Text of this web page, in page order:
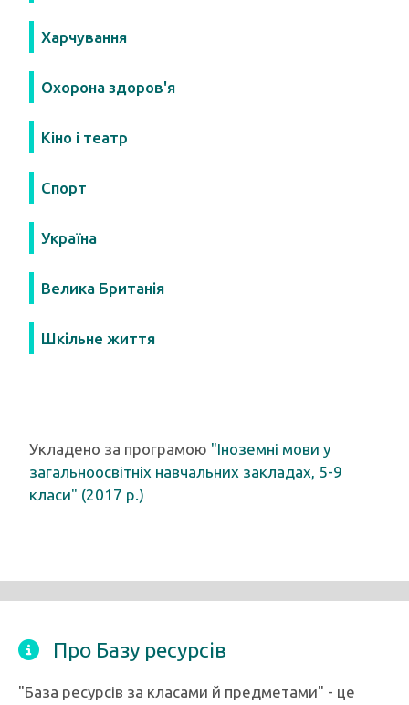
Харчування
Охорона здоров'я
Кіно і театр
Спорт
Україна
Велика Британія
Шкільне життя
Укладено за програмою "Іноземні мови у
загальноосвітніх навчальних закладах, 5-9
класи" (2017 р.)
Про Базу ресурсів
"База ресурсів за класами й предметами" - це